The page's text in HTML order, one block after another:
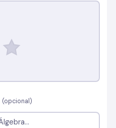
(opcional)